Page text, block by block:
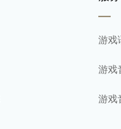
游戏
游戏
游戏